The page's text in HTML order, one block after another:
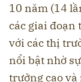
10 năm (14
các giai đoạn
với các thị
nổi bật nhờ
trưởng cao